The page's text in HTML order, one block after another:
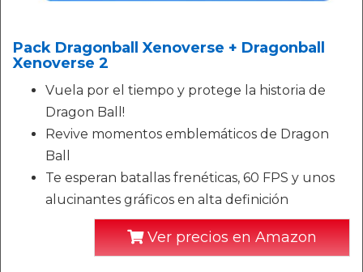
Pack Dragonball Xenoverse + Dragonball
Xenoverse 2
Vuela por el tiempo y protege la historia de
Dragon Ball!
Revive momentos emblemáticos de Dragon
Ball
Te esperan batallas frenéticas, 60 FPS y unos
alucinantes gráficos en alta definición
Ver precios en Amazon